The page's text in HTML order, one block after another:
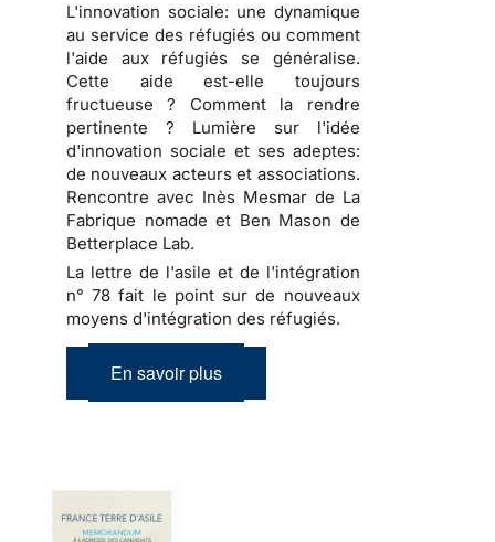
L'innovation sociale: une dynamique
au service des réfugiés ou comment
l'aide aux réfugiés se généralise.
Cette aide est-elle toujours
fructueuse ? Comment la rendre
pertinente ? Lumière sur l'idée
d'innovation sociale et ses adeptes:
de nouveaux acteurs et associations.
Rencontre avec Inès Mesmar de La
Fabrique nomade et Ben Mason de
Betterplace Lab.
La lettre de l'asile et de l'intégration
n° 78 fait le point sur de nouveaux
moyens d'intégration des réfugiés.
En savoir plus